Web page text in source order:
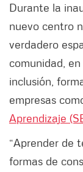
Durante la
nuevo centro
verdadero
comunidad,
inclusión,
empresas
Aprendizaje
“Aprender de
formas de